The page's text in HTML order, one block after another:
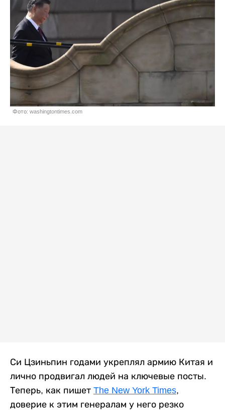
Фото: washingtontimes.com
Си Цзиньпин годами укреплял армию Китая и
лично продвигал людей на ключевые посты.
Теперь, как пишет The New York Times,
доверие к этим генералам у него резко